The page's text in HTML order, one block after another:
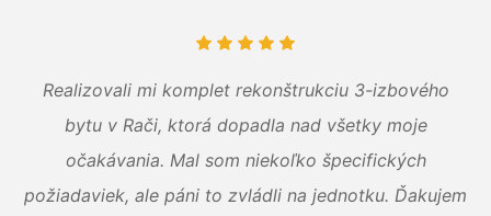
Realizovali mi komplet rekonštrukciu 3-izbového
bytu v Rači, ktorá dopadla nad všetky moje
očakávania. Mal som niekoľko špecifických
požiadaviek, ale páni to zvládli na jednotku. Ďakujem